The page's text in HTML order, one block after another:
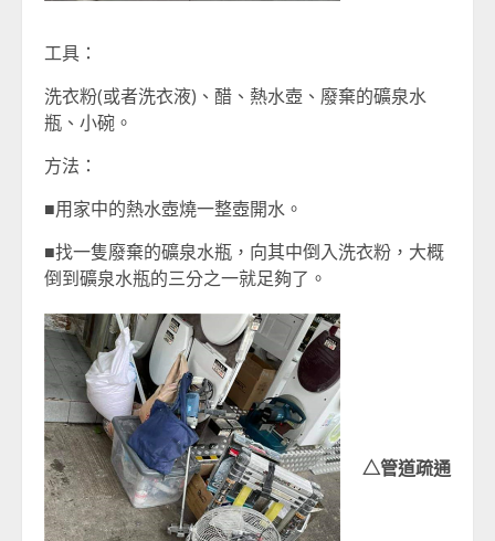
工具：
洗衣粉(或者洗衣液)、醋、熱水壺、廢棄的礦泉水
瓶、小碗。
方法：
■用家中的熱水壺燒一整壺開水。
■找一隻廢棄的礦泉水瓶，向其中倒入洗衣粉，大概
倒到礦泉水瓶的三分之一就足夠了。
△管道疏通